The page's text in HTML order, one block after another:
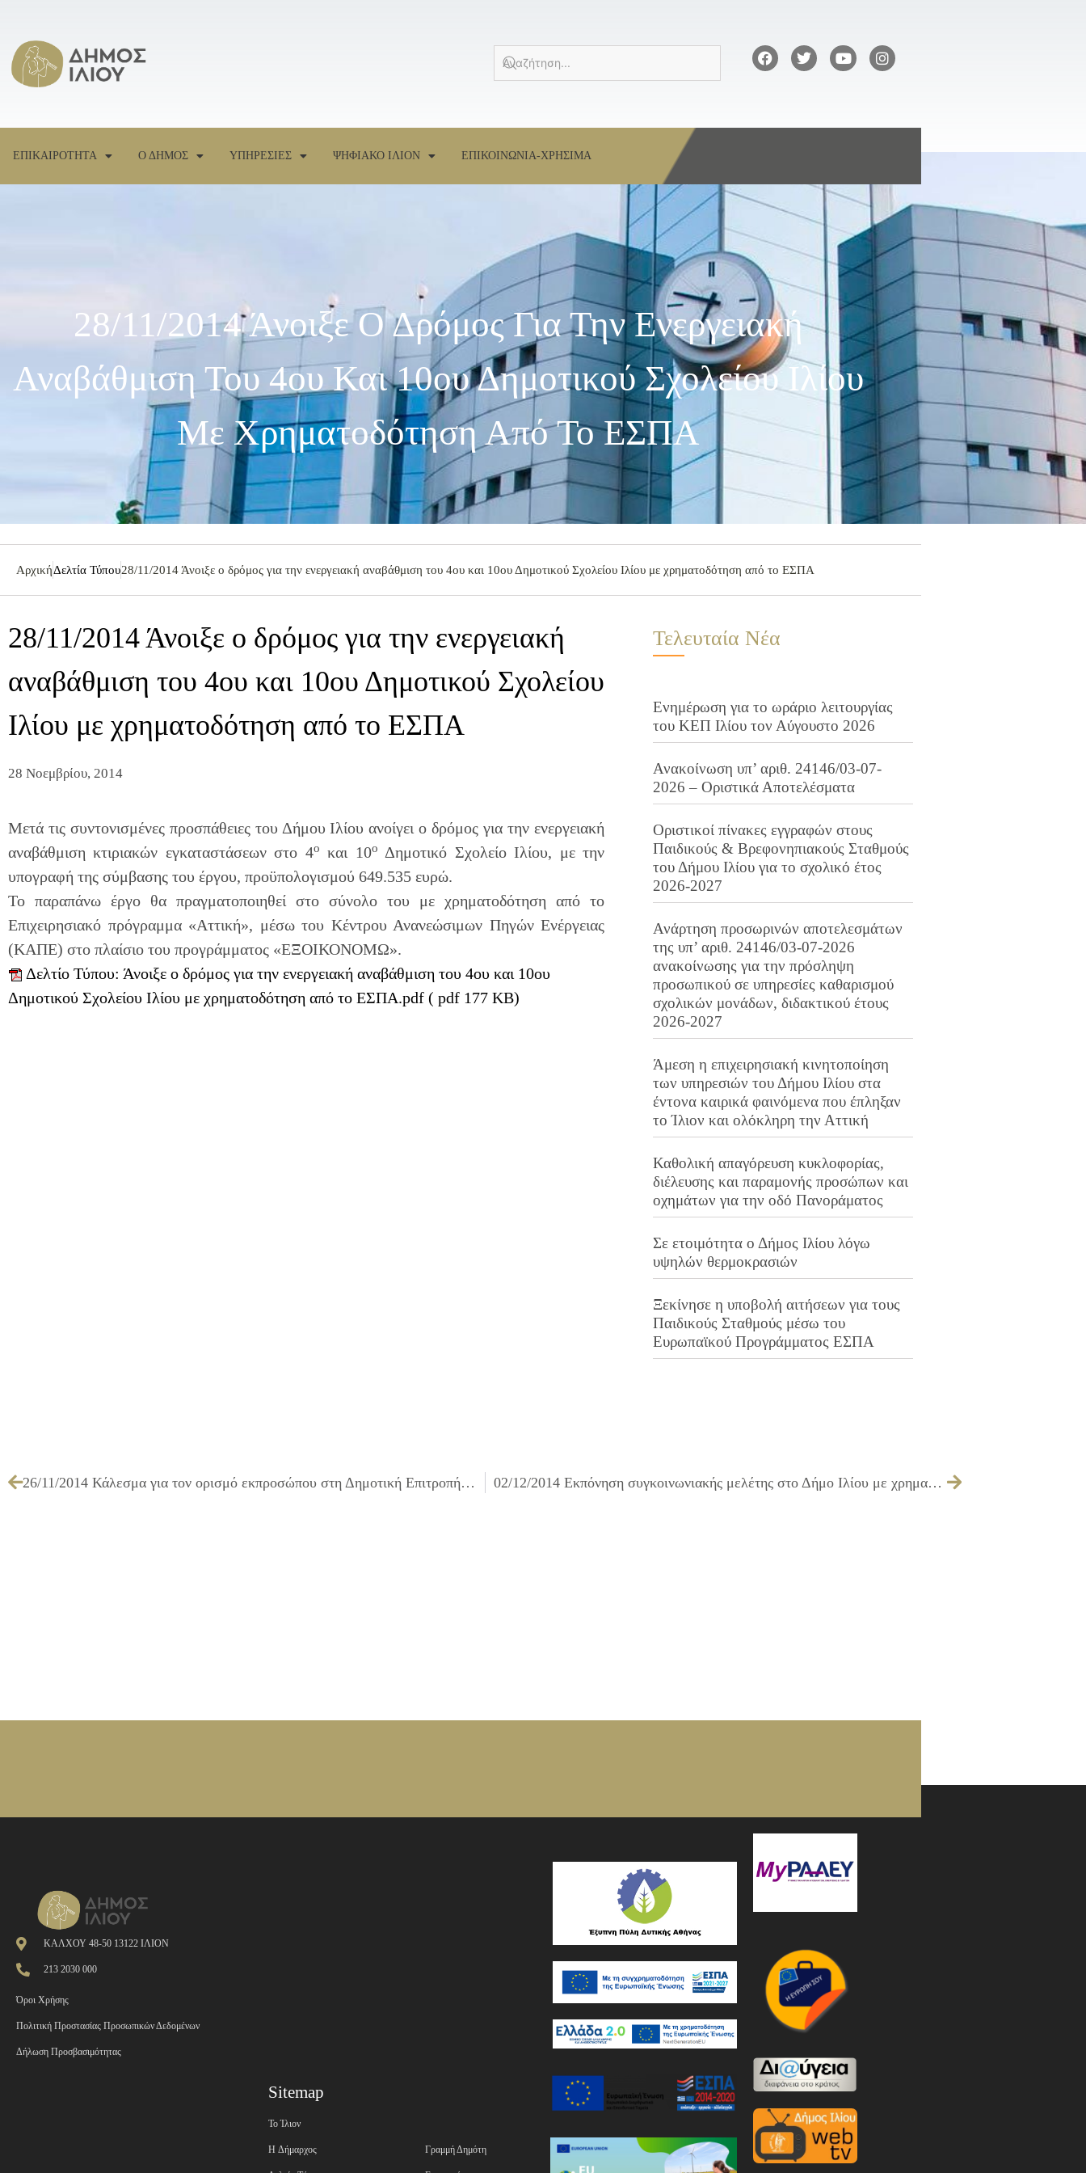
ΕΠΙΚΑΙΡΟΤΗΤΑ Ο ΔΗΜΟΣ ΥΠΗΡΕΣΙΕΣ ΨΗΦΙΑΚΟ ΙΛΙΟΝ ΕΠΙΚΟΙΝΩΝΙΑ-ΧΡΗΣΙΜΑ
28/11/2014 Άνοιξε Ο Δρόμος Για Την Ενεργειακή
Αναβάθμιση Του 4ου Και 10ου Δημοτικού Σχολείου Ιλίου
Με Χρηματοδότηση Από Το ΕΣΠΑ
ΑρχικήΔελτία Τύπου28/11/2014 Άνοιξε ο δρόμος για την ενεργειακή αναβάθμιση του 4ου και 10ου Δημοτικού Σχολείου Ιλίου με χρηματοδότηση από το ΕΣΠΑ
28/11/2014 Άνοιξε ο δρόμος για την ενεργειακή
αναβάθμιση του 4ου και 10ου Δημοτικού Σχολείου
Ιλίου με χρηματοδότηση από το ΕΣΠΑ
28 Νοεμβρίου, 2014
Μετά τις συντονισμένες προσπάθειες του Δήμου Ιλίου ανοίγει ο δρόμος για την ενεργειακή
αναβάθμιση κτιριακών εγκαταστάσεων στο 4ο και 10ο
Δημοτικό Σχολείο Ιλίου, με την
υπογραφή της σύμβασης του έργου, προϋπολογισμού 649.535 ευρώ.
Το παραπάνω έργο θα πραγματοποιηθεί στο σύνολο του με χρηματοδότηση από το
Επιχειρησιακό πρόγραμμα «Αττική», μέσω του Κέντρου Ανανεώσιμων Πηγών Ενέργειας
(ΚΑΠΕ) στο πλαίσιο του προγράμματος «ΕΞΟΙΚΟΝΟΜΩ».
Δελτίο Τύπου: Άνοιξε ο δρόμος για την ενεργειακή αναβάθμιση του 4ου και 10ου
Δημοτικού Σχολείου Ιλίου με χρηματοδότηση από το ΕΣΠΑ.pdf ( pdf 177 KB)
Τελευταία Νέα
Ενημέρωση για το ωράριο λειτουργίας
του ΚΕΠ Ιλίου τον Αύγουστο 2026
Ανακοίνωση υπ’ αριθ. 24146/03-07-
2026 – Οριστικά Αποτελέσματα
Οριστικοί πίνακες εγγραφών στους
Παιδικούς & Βρεφονηπιακούς Σταθμούς
του Δήμου Ιλίου για το σχολικό έτος
2026-2027
Ανάρτηση προσωρινών αποτελεσμάτων
της υπ’ αριθ. 24146/03-07-2026
ανακοίνωσης για την πρόσληψη
προσωπικού σε υπηρεσίες καθαρισμού
σχολικών μονάδων, διδακτικού έτους
2026-2027
Άμεση η επιχειρησιακή κινητοποίηση
των υπηρεσιών του Δήμου Ιλίου στα
έντονα καιρικά φαινόμενα που έπληξαν
το Ίλιον και ολόκληρη την Αττική
Καθολική απαγόρευση κυκλοφορίας,
διέλευσης και παραμονής προσώπων και
οχημάτων για την οδό Πανοράματος
Σε ετοιμότητα ο Δήμος Ιλίου λόγω
υψηλών θερμοκρασιών
Ξεκίνησε η υποβολή αιτήσεων για τους
Παιδικούς Σταθμούς μέσω του
Ευρωπαϊκού Προγράμματος ΕΣΠΑ
26/11/2014 Κάλεσμα για τον ορισμό εκπροσώπου στη Δημοτική Επιτροπή Διαβούλευσης Δήμου Ιλίου 02/12/2014 Εκπόνηση συγκοινωνιακής μελέτης στο Δήμο Ιλίου με χρηματοδότηση από το ΕΣΠΑ
ΚΑΛΧΟΥ 48-50 13122 ΙΛΙΟΝ
213 2030 000
Όροι Χρήσης
Πολιτική Προστασίας Προσωπικών Δεδομένων
Δήλωση Προσβασιμότητας
Sitemap
Το Ίλιον
H Δήμαρχος Γραμμή Δημότη